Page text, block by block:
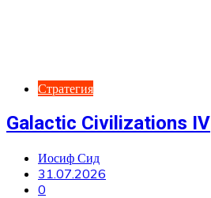
Стратегия
Galactic Civilizations IV
Иосиф Сид
31.07.2026
0